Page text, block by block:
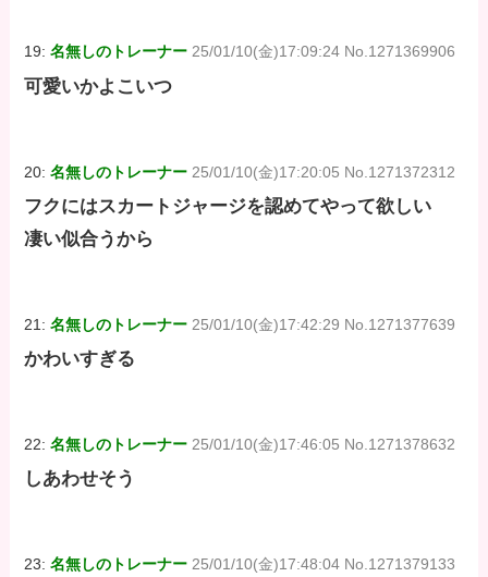
19:名無しのトレーナー 25/01/10(金)17:09:24 No.1271369906
可愛いかよこいつ
20:名無しのトレーナー 25/01/10(金)17:20:05 No.1271372312
フクにはスカートジャージを認めてやって欲しい
凄い似合うから
21:名無しのトレーナー 25/01/10(金)17:42:29 No.1271377639
かわいすぎる
22:名無しのトレーナー 25/01/10(金)17:46:05 No.1271378632
しあわせそう
23:名無しのトレーナー 25/01/10(金)17:48:04 No.1271379133